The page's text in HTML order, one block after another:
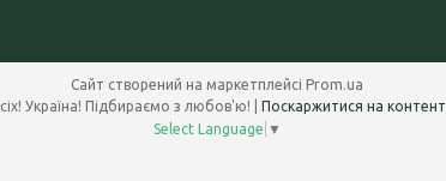
Сайт створений на маркетплейсі Prom.ua
Поскаржитися на контент
Select Language ▼